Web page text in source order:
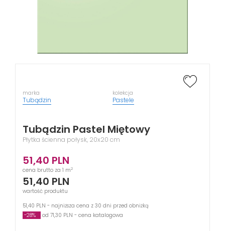
marka
Tubądzin
kolekcja
Pastele
Tubądzin Pastel Miętowy
Płytka ścienna połysk, 20x20 cm
51,40 PLN
cena brutto za 1 m2
51,40 PLN
wartość produktu
51,40 PLN - najniższa cena z 30 dni przed obniżką
-28%
od 71,30 PLN - cena katalogowa